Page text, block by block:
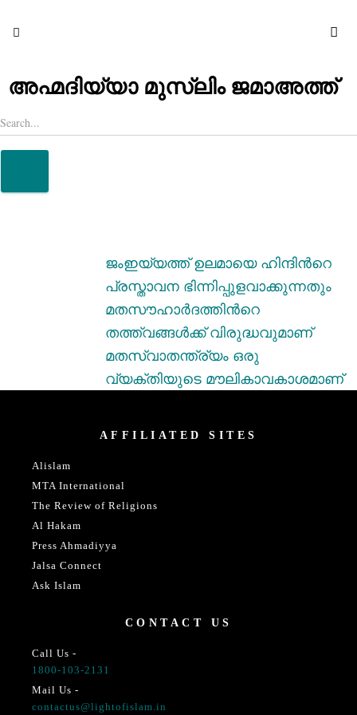
അഹ്മദിയ്യാ മുസ്‌ലിം ജമാഅത്ത്
ജംഇയ്യത്ത് ഉലമായെ ഹിന്ദിന്‍റെ
പ്രസ്താവന ഭിന്നിപ്പുളവാക്കുന്നതും
മതസൗഹാര്‍ദത്തിന്‍റെ
തത്ത്വങ്ങള്‍ക്ക് വിരുദ്ധവുമാണ്
മതസ്വാതന്ത്ര്യം ഒരു
വ്യക്തിയുടെ മൗലികാവകാശമാണ്
AFFILIATED SITES
Alislam
MTA International
The Review of Religions
Al Hakam
Press Ahmadiyya
Jalsa Connect
Ask Islam
CONTACT US
Call Us -
1800-103-2131
Mail Us -
contactus@lightofislam.in